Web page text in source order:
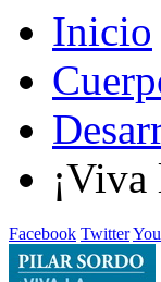
Inicio
Facebook Twitter